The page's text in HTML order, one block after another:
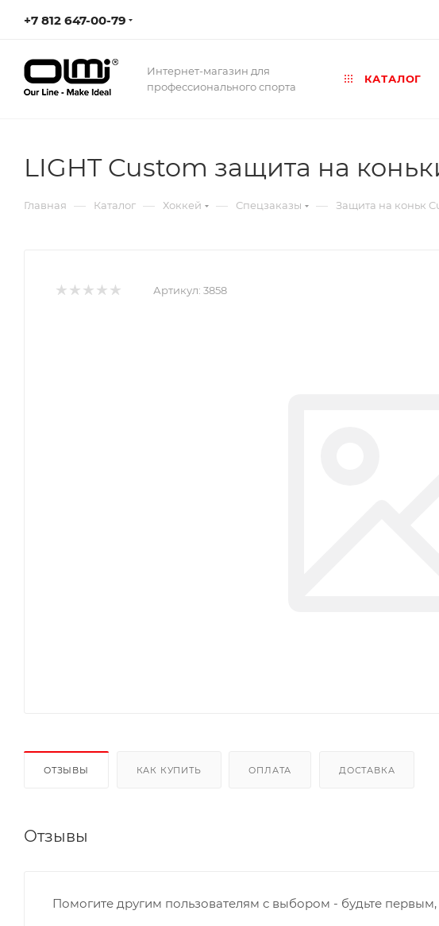
+7 812 647-00-79
Интернет-магазин для
профессионального спорта
КАТАЛОГ
LIGHT Custom защита на
Главная — Каталог — Хоккей — Спецзаказы — Защита на коньк
Артикул: 3858
ОТЗЫВЫ КАК КУПИТЬ ОПЛАТА ДОСТАВКА
Отзывы
Помогите другим пользователям с выбором - будьте